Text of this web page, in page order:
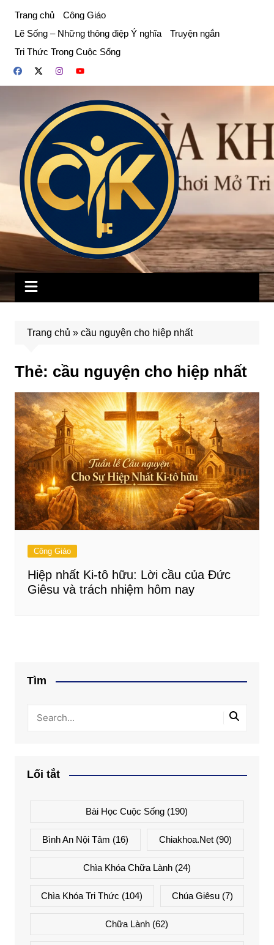
phần
dung
Trang chủ
Công Giáo
Lẽ Sống – Những thông điệp Ý nghĩa
Truyện ngắn
Tri Thức Trong Cuộc Sống
Trang chủ » cầu nguyện cho hiệp nhất
Thẻ: cầu nguyện cho hiệp nhất
Công Giáo
Hiệp nhất Ki-tô hữu: Lời cầu của Đức
Giêsu và trách nhiệm hôm nay
Tìm
Lối tắt
Bài Học Cuộc Sống (190)
Bình An Nội Tâm (16) Chiakhoa.net (90)
Chìa Khóa Chữa Lành(24)
Chìa Khóa Tri Thức (104) Chúa Giêsu(7)
Chữa Lành (62)